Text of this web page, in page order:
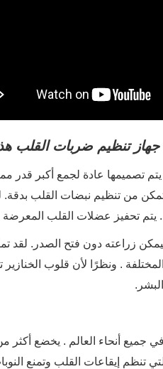
جهاز تنظيم ضربات القلب
يتم تصميمها عادة لجمع أكبر قدر
من تنظيم نبضات القلب بدقة.
. يتم تحفيز عضلات القلب
زراعته دون فتح الصدر. لقد
. ونظرًا لأن قلوب الخنازير
جميع أنحاء العالم . يخضع أكثر
تنظم إيقاعات القلب وتمنع